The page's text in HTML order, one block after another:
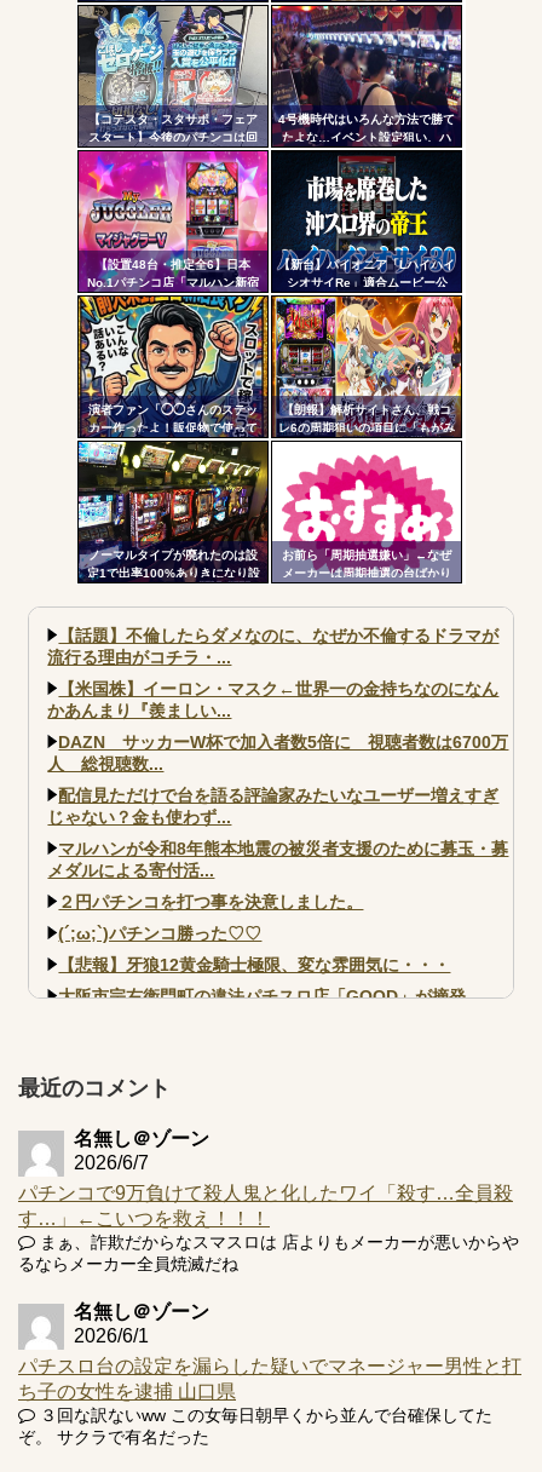
Powered by livedoor 相互RSS
んやヒデヨシちゃんはママなの
か。ノブ様はママではないのか
を
る…
【コテスタ・スタサポ・フェア
スタート】今後のパチンコは回
数固定系必須でいいよな。そし
て釘は完全に廃止するべき
4号機時代はいろんな方法で勝て
たよな…イベント設定狙い、ハ
イエナ、超技術介入機、新装狙
い…
【設置48台・推定全6】日本
No.1パチンコ店「マルハン新宿
東宝ビル店」のマイジャグラ
ー、とんでもない事になるｗｗ
ｗｗｗ
【新台】パイオニア「Lハイハイ
シオサイRe」適合ムービー公
開！沖スロ界の帝王がスマスロ
ATで復活
演者ファン「◯◯さんのステッ
カー作ったよ！販促物で使って
いいよ」ﾎｲ ジャンバリ「勝手
にグッズ作ってタレントに渡さ
ないで」
【朗報】解析サイトさん、戦コ
レ6の周期狙いの項目に「もがみ
んの尻画像」を採用
ノーマルタイプが廃れたのは設
定1で出率100%ありきになり設
お前ら「周期抽選嫌い」←なぜ
メーカーは周期抽選の台ばかり
定リ
ンク
自動
更新
ツー
ル
【話題】不倫したらダメなのに、なぜか不倫するドラマが
流行る理由がコチラ・...
【米国株】イーロン・マスク←世界一の金持ちなのになん
かあんまり『羨ましい...
DAZN サッカーW杯で加入者数5倍に 視聴者数は6700万
人 総視聴数...
配信見ただけで台を語る評論家みたいなユーザー増えすぎ
じゃない？金も使わず...
マルハンが令和8年熊本地震の被災者支援のために募玉・募
メダルによる寄付活...
２円パチンコを打つ事を決意しました。
(´;ω;`)パチンコ勝った♡♡
【悲報】牙狼12黄金騎士極限、変な雰囲気に・・・
大阪市宗右衛門町の違法パチスロ店「GOOD」が摘発
【実戦報告】e黄門ちゃま寿限無 初日の評判まとめ！コン
プ報告あり！弱予告...
アズールレーン スロット評価はコイン持ちの悪い疑似ボ天
井の軽い絆？
最近のコメント
名無し＠ゾーン
2026/6/7
パチンコで9万負けて殺人鬼と化したワイ「殺す…全員殺
す…」←こいつを救え！！！
まぁ、詐欺だからなスマスロは 店よりもメーカーが悪いからや
るならメーカー全員焼滅だね
名無し＠ゾーン
2026/6/1
パチスロ台の設定を漏らした疑いでマネージャー男性と打
ち子の女性を逮捕 山口県
３回な訳ないww この女毎日朝早くから並んで台確保してた
ぞ。 サクラで有名だった